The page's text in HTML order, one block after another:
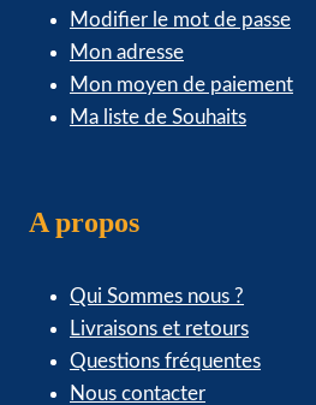
Modifier le mot de passe
Mon adresse
Mon moyen de paiement
Ma liste de Souhaits
A propos
Qui Sommes nous ?
Livraisons et retours
Questions fréquentes
Nous contacter